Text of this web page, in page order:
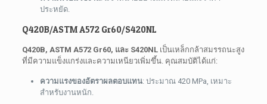
ประหยัด.
Q420B/ASTM A572 Gr60/S420NL
Q420B, ASTM A572 Gr60, และ S420NLเป็นเหล็กกล้าสมรรถนะสูง
ที่มีความแข็งแกร่งและความเหนียวเพิ่มขึ้น. คุณสมบัติได้แก่:
ความแรงของอัตราผลตอบแทน: ประมาณ 420 MPa, เหมาะ
สำหรับงานหนัก.